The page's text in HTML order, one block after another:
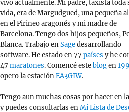
vivo actualmente. Mi padre, taxista toda
vida, era de Margudgued, una pequeña
en el Pirineo aragonés y mi madre de
Barcelona. Tengo dos hijos pequeños,
Blanca. Trabajo enSagedesarrollando
software. He estado en 77 países y he
47 maratones. Comencé esteblogen
opero la estaciónEA3GIW.
Tengo aun muchas cosas por hacer en
y puedes consultarlas enMi Lista de